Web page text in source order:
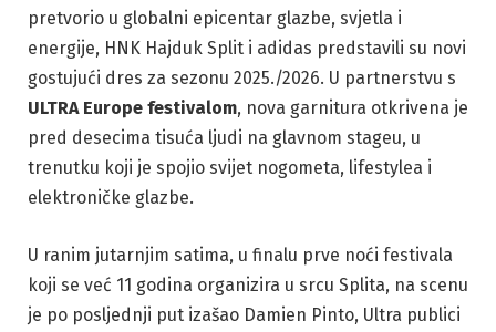
pretvorio u globalni epicentar glazbe, svjetla i
energije, HNK Hajduk Split i adidas predstavili su novi
gostujući dres za sezonu 2025./2026. U partnerstvu s
ULTRA Europe festivalom, nova garnitura otkrivena je
pred desecima tisuća ljudi na glavnom stageu, u
trenutku koji je spojio svijet nogometa, lifestylea i
elektroničke glazbe.
U ranim jutarnjim satima, u finalu prve noći festivala
koji se već 11 godina organizira u srcu Splita, na scenu
je po posljednji put izašao Damien Pinto, Ultra publici